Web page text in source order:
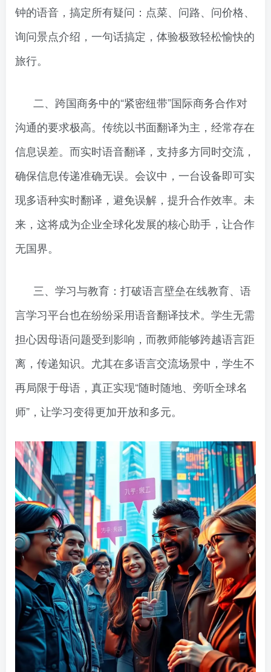
钟的语音，搞定所有疑问：点菜、问路、问价格、
询问景点介绍，一句话搞定，体验极致轻松愉快的
旅行。
二、跨国商务中的“紧密纽带”国际商务合作对
沟通的要求极高。传统以书面翻译为主，经常存在
信息误差。而实时语音翻译，支持多方同时交流，
确保信息传递准确无误。会议中，一台设备即可实
现多语种实时翻译，避免误解，提升合作效率。未
来，这将成为企业全球化发展的核心助手，让合作
无国界。
三、学习与教育：打破语言壁垒在线教育、语
言学习平台也在纷纷采用语音翻译技术。学生无需
担心因母语问题受到影响，而教师能够跨越语言距
离，传递知识。尤其在多语言交流场景中，学生不
再局限于母语，真正实现“随时随地、旁听全球名
师”，让学习变得更加开放和多元。